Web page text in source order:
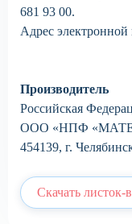
681 93 00.
Адрес
Производитель
Российская
ООО «НПФ
454139, г.
Скачать